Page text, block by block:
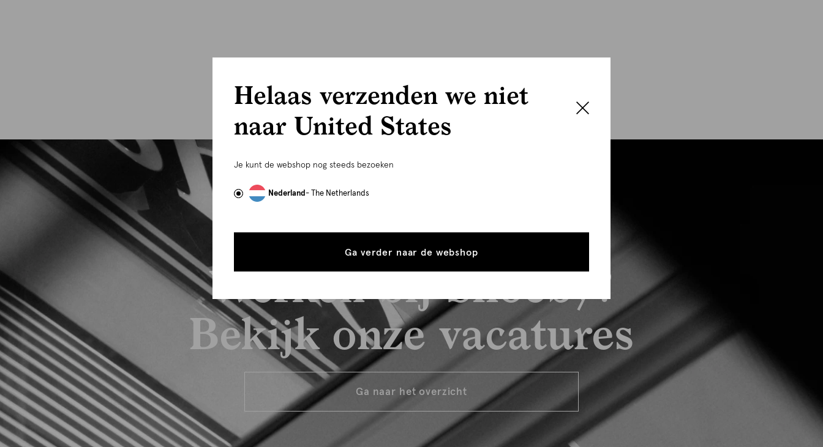
Werken bij Shoeby?
Bekijk onze vacatures
Ga naar het overzicht
Helaas verzenden we niet
naar United States
Je kunt de webshop nog steeds bezoeken
Nederland- The Netherlands
Ga verder naar de webshop